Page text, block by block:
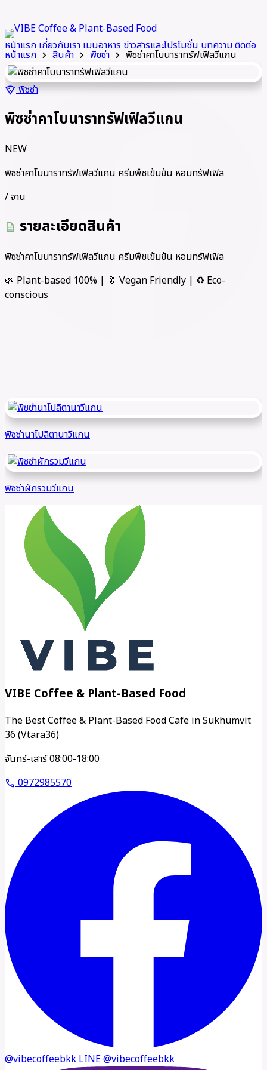
หน้าแรก เกี่ยวกับเรา เมนูอาหาร ข่าวสารและโปรโมชั่น บทความติดต่อ
เรา
callLINE
หน้าแรก chevron_right สินค้า chevron_right พิซซ่า chevron_right พิซซ่าคาโบนาราทรัฟเฟิลวีแกน
local_pizzaพิซซ่า
พิซซ่าคาโบนาราทรัฟเฟิลวีแกน
NEW
พิซซ่าคาโบนาราทรัฟเฟิลวีแกน ครีมพืชเข้มข้น หอมทรัฟเฟิล
/ จาน
description รายละเอียดสินค้า
พิซซ่าคาโบนาราทรัฟเฟิลวีแกน ครีมพืชเข้มข้น หอมทรัฟเฟิล
🌿 Plant-based 100% | 🥬 Vegan Friendly | ♻️ Eco-
conscious
VIBE Coffee & Plant-Based Food
The Best Coffee & Plant-Based Food Cafe in Sukhumvit
36 (Vtara36)
จันทร์-เสาร์ 08:00-18:00
call 0972985570
@vibecoffeebkkLINE@vibecoffeebkk